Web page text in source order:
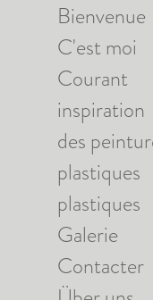
Bienvenue
C'est moi
Courant
inspiration
des
plastiques
plastiques
Galerie
Contacter